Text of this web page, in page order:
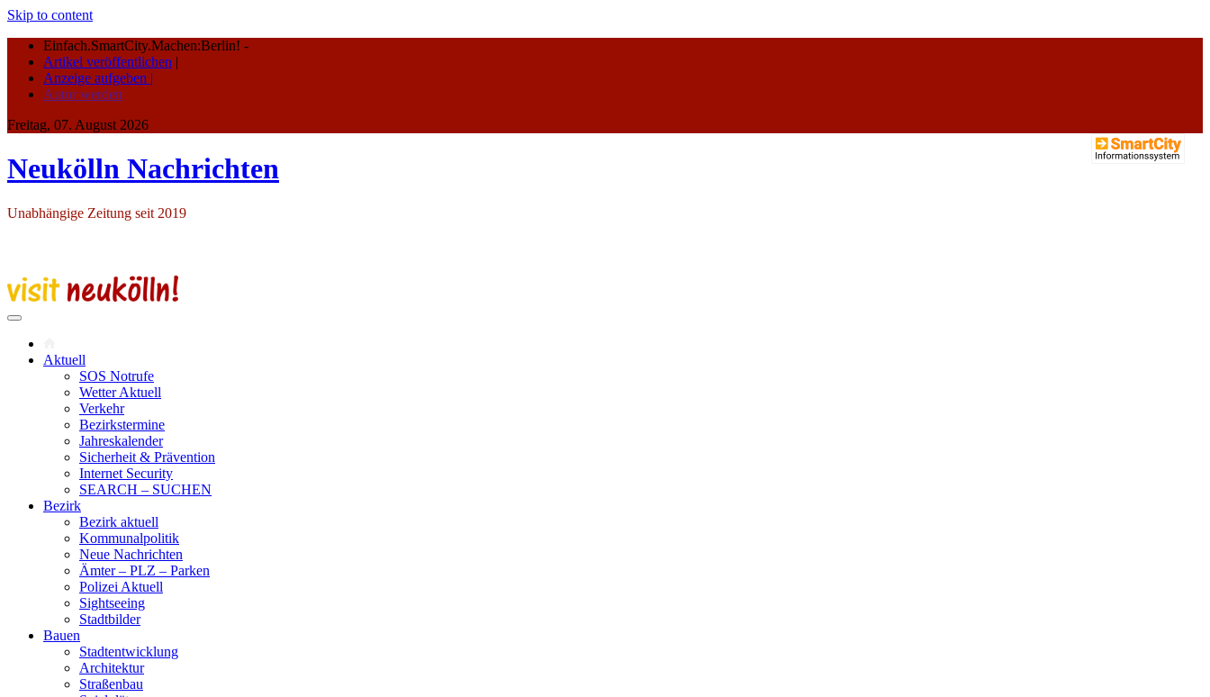
Skip to content
Einfach.SmartCity.Machen:Berlin! -
Artikel veröffentlichen |
Anzeige aufgeben |
Autor werden
Freitag, 07. August 2026
Neukölln Nachrichten
Unabhängige Zeitung seit 2019
Aktuell
SOS Notrufe
Wetter Aktuell
Verkehr
Bezirkstermine
Jahreskalender
Sicherheit & Prävention
Internet Security
SEARCH – SUCHEN
Bezirk
Bezirk aktuell
Kommunalpolitik
Neue Nachrichten
Ämter – PLZ – Parken
Polizei Aktuell
Sightseeing
Stadtbilder
Bauen
Stadtentwicklung
Architektur
Straßenbau